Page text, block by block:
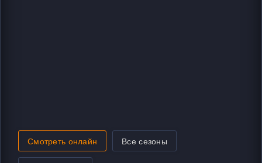
Смотреть онлайн Все сезоны